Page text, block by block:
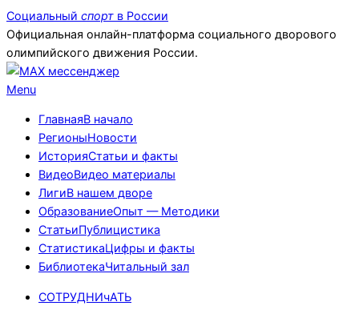
Skip
to
content
Социальный спорт в России
Официальная онлайн-платформа социального дворового
олимпийского движения России.
Primary
Menu
Menu
ГлавнаяВ начало
РегионыНовости
ИсторияСтатьи и факты
ВидеоВидео материалы
ЛигиВ нашем дворе
ОбразованиеОпыт — Методики
СтатьиПублицистика
СтатистикаЦифры и факты
БиблиотекаЧитальный зал
СОТРУДНИчАТЬ